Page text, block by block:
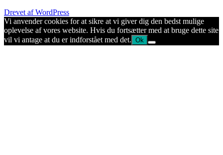
Drevet af WordPress
Vi anvender cookies for at sikre at vi giver dig den bedst mulige
oplevelse af vores website. Hvis du fortsætter med at bruge dette site
vil vi antage at du er indforstået med det. Ok